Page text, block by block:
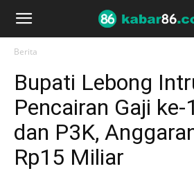
Berita
Bupati Lebong
Pencairan Gaji ke-
dan P3K,
Rp15 Miliar